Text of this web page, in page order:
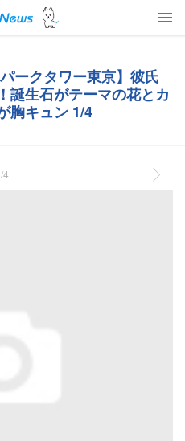
ークタワー東京】彼氏
誕生石がテーマの花とカ
胸キュン 1/4
4